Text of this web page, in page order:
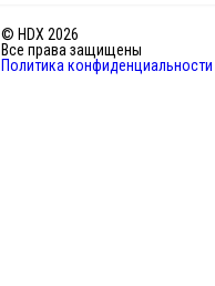
© HDX 2026
Все права защищены
Политика конфиденциальности